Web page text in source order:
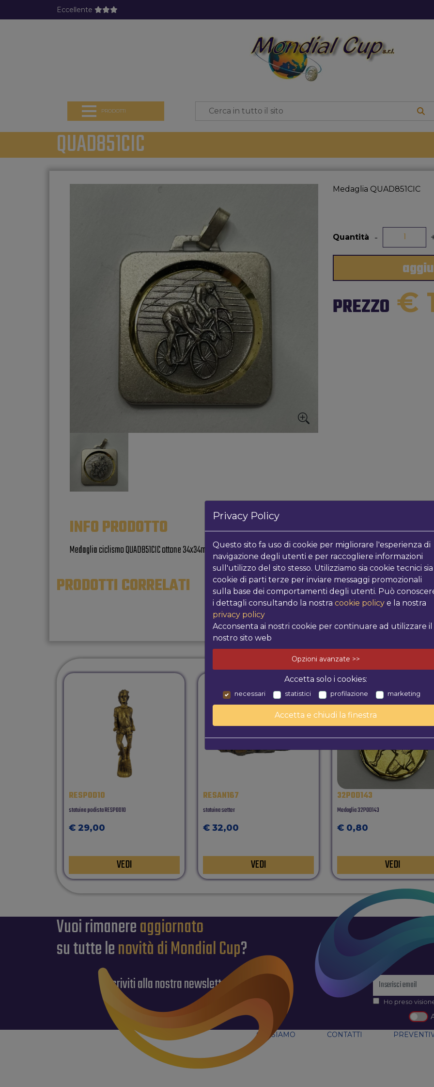
Eccellente
PRODOTTI
QUAD851CIC
Medaglia QUAD851CIC
Quantità -
PREZZO €
INFO PRODOTTO
Medaglia ciclismo QUAD851CIC ottone 34x34mm
PRODOTTI CORRELATI POTREBBE
I più venduti
RESPOD10
statuina podista RESPOD10
€ 29,00
VEDI
RESAN167
statuina setter
€ 32,00
VEDI
32POD143
Medaglia 32POD143
€ 0,80
VEDI
Vuoi rimanereaggiornato
su tutte lenovità di Mondial Cup?
iscriviti alla nostra newsletter
Ho preso
CHI SIAMO CONTATTI
Privacy Policy
Questo sito fa uso di cookie per migliorare l'esperienza di
navigazione degli utenti e per raccogliere informazioni
sull'utilizzo del sito stesso. Utilizziamo sia cookie tecnici sia
cookie di parti terze per inviare messaggi promozionali
sulla base dei comportamenti degli utenti. Può
i dettagli consultando la nostra cookie policy e la nostra
privacy policy
Acconsenta ai nostri cookie per continuare ad utilizzare il
nostro sito web
Opzioni avanzate >>
Accetta solo i cookies:
necessari statistici profilazione marketing
Accetta e chiudi la finestra